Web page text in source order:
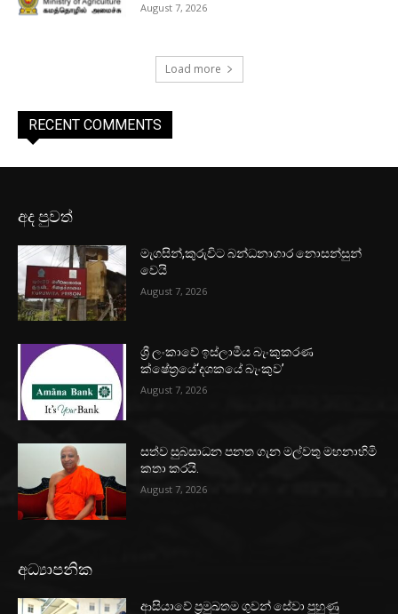
August 7, 2026
Load more
RECENT COMMENTS
අද පුවත්
මැගසින්,කුරුවිට බන්ධනාගාර නොසන්සුන්
වෙයි
August 7, 2026
ශ්‍රී ලංකාවේ ඉස්ලාමීය බැංකුකරණ
ක්ෂේත්‍රයේ‘දශකයේ බැංකුව’
August 7, 2026
සත්ව සුබසාධන පනත ගැන මල්වතු මහනාහිමි
කතා කරයි.
August 7, 2026
අධ්‍යාපනික
ආසියාවේ ප්‍රමුඛතම ගුවන් සේවා පුහුණු